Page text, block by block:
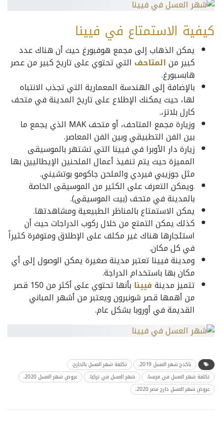
كيفية الاستمتاع في فيينا
يمكن الذهاب إلى مجمع هوفبورغ حيث أن هناك عدد
كبير منالمتاحف التي تحتوي على تاريخ كبير من عصر
هابسبورغ.
بالإضافة إلى الهندسة المعمارية التي تجذب الانتباه
لها، حيث يمكنك الإطلاع على تاريخ المدينة في متحف
كارل بلاتز،.
وزيارة مجمع المتاحف، أو متحف MAK الذي يجمع ما
بين الفن التطبيقي وبين الفن المعاصر.
زيارة دار الأوبرا في فيينا التي تشتهر بالموسيقى
المميزة حيث يتم تنفيذ أعمال الملحنين الإيطاليين بها
مثل جوزيبي فيردي والملحن جاكومو بوتشيني.
.ويمكن التعرف على الكثير من الموسيقى الخاصة
بالمدينة في متحف (بيت الموسيقى).
يمكن الاستمتاع بالمناظر الطبيعية ومشاهدتها.
كذلك يمكن التمتع من خلال ركوب الدراجات حيث أن
استئجارها هناك غير مكلف على الإطلاق ومتوفرة كثيراً
في كل مكان.
ومدينة فيينا تعتبر مدينة صغيرة يمكن الوصول إلى أي
مكان بها باستخدام الدراجة.
تتميز مدينةفيينا
بأنها تحتوي على أكثر من 150 قصر
من أهمها قصر شونبرون ويعتبر من أشهر المباني
القديمة في أوروبا بشكل عام.
باكدج شهر العسل 2019،
تكلفة شهر العسل بالخارج،
تكلفة شهر العسل في فرنسا،
شهر العسل في تركيا،
عروض شهر العسل 2020،
عروض شهر العسل خارج مصر 2020،